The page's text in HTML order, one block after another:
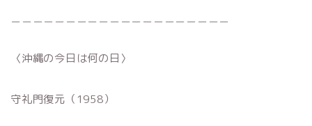
〈沖縄の今日は何の日〉
守礼門復元（1958）